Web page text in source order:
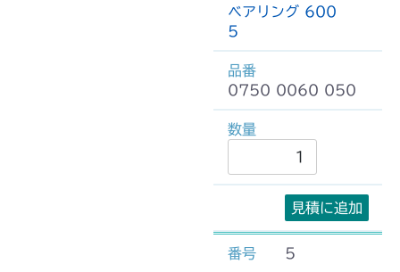
ベアリング 600
5
0750 0060 050
見積に追加
5